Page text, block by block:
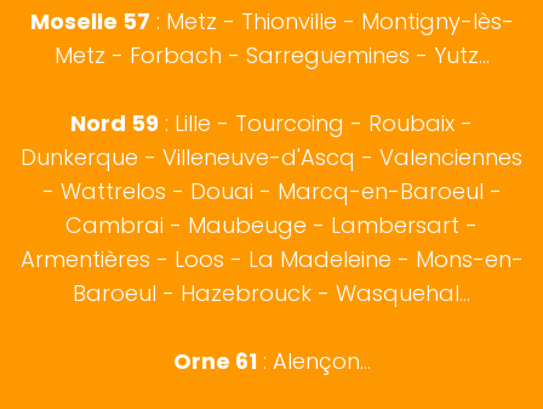
Moselle 57 : Metz - Thionville - Montigny-lès-
Metz - Forbach - Sarreguemines - Yutz...
Nord 59 : Lille - Tourcoing - Roubaix -
Dunkerque - Villeneuve-d'Ascq - Valenciennes
- Wattrelos - Douai - Marcq-en-Baroeul -
Cambrai - Maubeuge - Lambersart -
Armentières - Loos - La Madeleine - Mons-en-
Baroeul - Hazebrouck - Wasquehal...
Orne 61: Alençon...